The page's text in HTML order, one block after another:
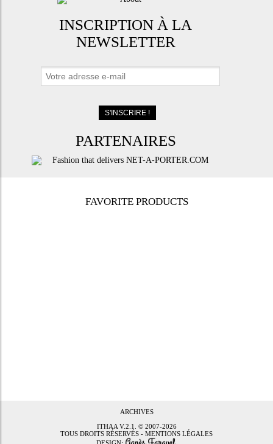
INSCRIPTION À LA
NEWSLETTER
PARTENAIRES
FAVORITE PRODUCTS
ARCHIVES
ITHAAV.2.1. © 2007-2026
TOUS DROITS RÉSERVÉS - MENTIONS LÉGALES